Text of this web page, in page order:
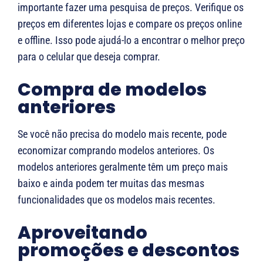
importante fazer uma pesquisa de preços. Verifique os
preços em diferentes lojas e compare os preços online
e offline. Isso pode ajudá-lo a encontrar o melhor preço
para o celular que deseja comprar.
Compra de modelos
anteriores
Se você não precisa do modelo mais recente, pode
economizar comprando modelos anteriores. Os
modelos anteriores geralmente têm um preço mais
baixo e ainda podem ter muitas das mesmas
funcionalidades que os modelos mais recentes.
Aproveitando
promoções e descontos